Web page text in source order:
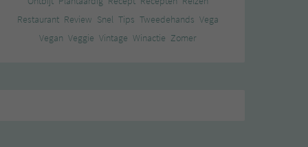
Restaurant Review Snel Tips Tweedehands Vega
Vegan Veggie Vintage Winactie Zomer